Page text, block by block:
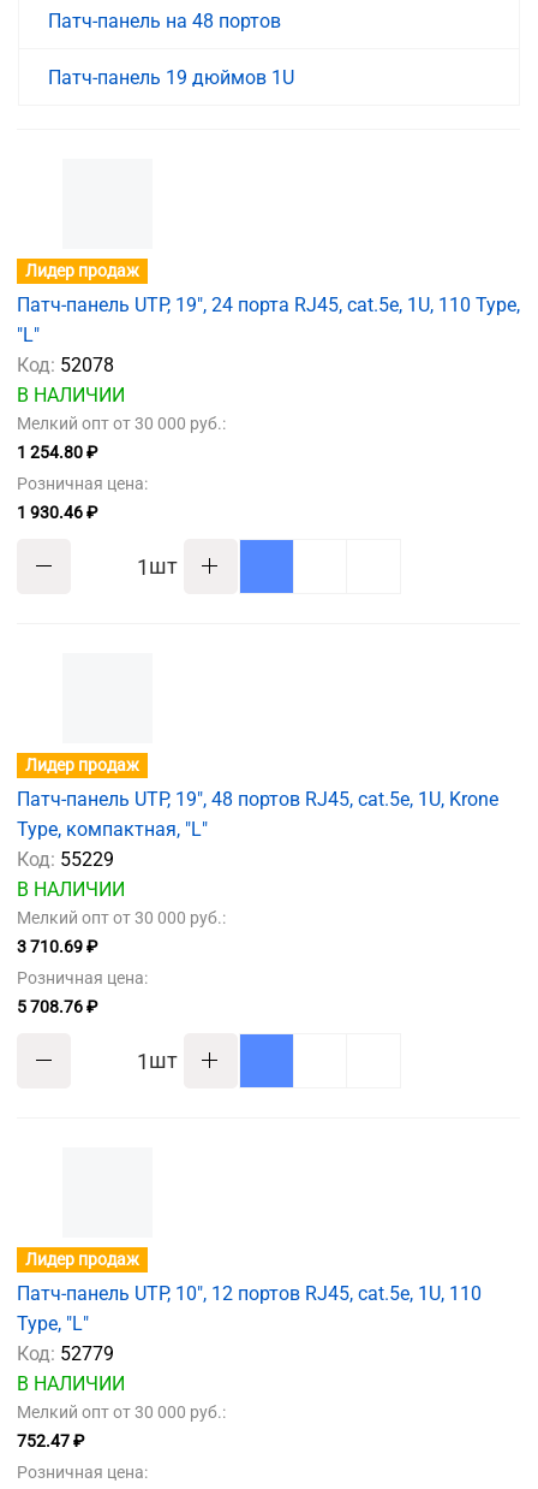
Патч-панель на 48 портов
Патч-панель 19 дюймов 1U
Лидер продаж
Патч-панель UTP, 19", 24 порта RJ45, cat.5е, 1U, 110 Type,
"L"
Код: 52078
В НАЛИЧИИ
Мелкий опт от 30 000 руб.:
1 254.80 ₽
Розничная цена:
1 930.46 ₽
шт
Лидер продаж
Патч-панель UTP, 19", 48 портов RJ45, cat.5е, 1U, Krone
Type, компактная, "L"
Код: 55229
В НАЛИЧИИ
Мелкий опт от 30 000 руб.:
3 710.69 ₽
Розничная цена:
5 708.76 ₽
шт
Лидер продаж
Патч-панель UTP, 10", 12 портов RJ45, cat.5е, 1U, 110
Type, "L"
Код: 52779
В НАЛИЧИИ
Мелкий опт от 30 000 руб.:
752.47 ₽
Розничная цена: